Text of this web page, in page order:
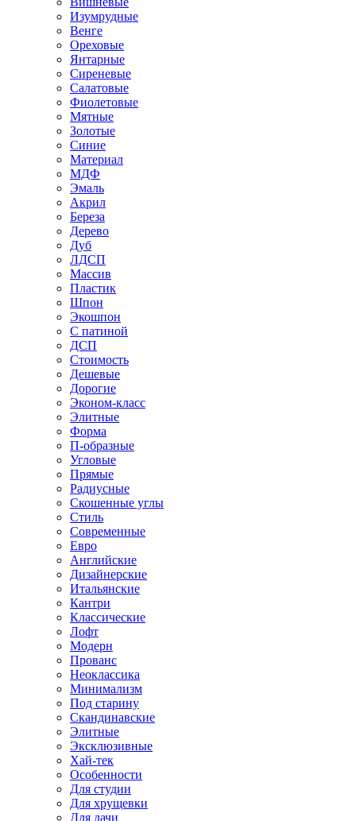
Изумрудные
Венге
Ореховые
Янтарные
Сиреневые
Салатовые
Фиолетовые
Мятные
Золотые
Синие
Материал
МДФ
Эмаль
Акрил
Береза
Дерево
Дуб
ЛДСП
Массив
Пластик
Шпон
Экошпон
С патиной
ДСП
Стоимость
Дешевые
Дорогие
Эконом-класс
Элитные
Форма
П-образные
Угловые
Прямые
Радиусные
Скошенные углы
Стиль
Современные
Евро
Английские
Дизайнерские
Итальянские
Кантри
Классические
Лофт
Модерн
Прованс
Неоклассика
Минимализм
Под старину
Скандинавские
Элитные
Эксклюзивные
Хай-тек
Особенности
Для студии
Для хрущевки
Для дачи